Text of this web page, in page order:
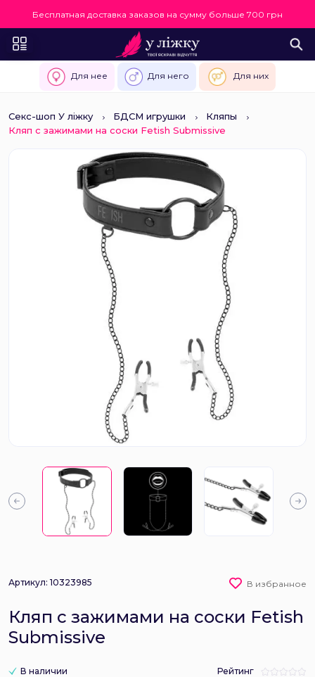
Бесплатная доставка заказов на сумму больше 700 грн
Для нее Для него Для них
Секс-шоп У ліжку БДСМ игрушки
Кляпы
Кляп с зажимами на соски Fetish Submissive
Артикул: 10323985 В избранное
Кляп с зажимами на соски Fetish
Submissive
В наличии Рейтинг